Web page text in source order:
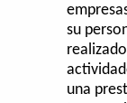
su
una